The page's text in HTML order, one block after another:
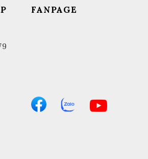
FANPAGE